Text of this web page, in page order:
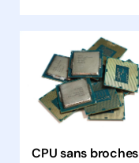
CPU sans broches